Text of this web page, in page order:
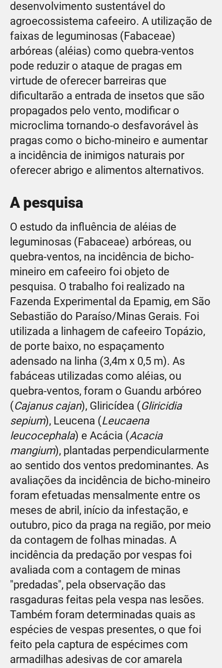
desenvolvimento sustentável do
agroecossistema cafeeiro. A utilização de
faixas de leguminosas (Fabaceae)
arbóreas (aléias) como quebra-ventos
pode reduzir o ataque de pragas em
virtude de oferecer barreiras que
dificultarão a entrada de insetos que são
propagados pelo vento, modificar o
microclima tornando-o desfavorável às
pragas como o bicho-mineiro e aumentar
a incidência de inimigos naturais por
oferecer abrigo e alimentos alternativos.
A pesquisa
O estudo da influência de aléias de
leguminosas (Fabaceae) arbóreas, ou
quebra-ventos, na incidência de bicho-
mineiro em cafeeiro foi objeto de
pesquisa. O trabalho foi realizado na
Fazenda Experimental da Epamig, em São
Sebastião do Paraíso/Minas Gerais. Foi
utilizada a linhagem de cafeeiro Topázio,
de porte baixo, no espaçamento
adensado na linha (3,4m x 0,5 m). As
fabáceas utilizadas como aléias, ou
quebra-ventos, foram o Guandu arbóreo
(Cajanus cajan), Gliricídea (Gliricidia
sepium), Leucena (Leucaena
leucocephala) e Acácia (Acacia
mangium), plantadas perpendicularmente
ao sentido dos ventos predominantes. As
avaliações da incidência de bicho-mineiro
foram efetuadas mensalmente entre os
meses de abril, início da infestação, e
outubro, pico da praga na região, por meio
da contagem de folhas minadas. A
incidência da predação por vespas foi
avaliada com a contagem de minas
"predadas", pela observação das
rasgaduras feitas pela vespa nas lesões.
Também foram determinadas quais as
espécies de vespas presentes, o que foi
feito pela captura de espécimes com
armadilhas adesivas de cor amarela